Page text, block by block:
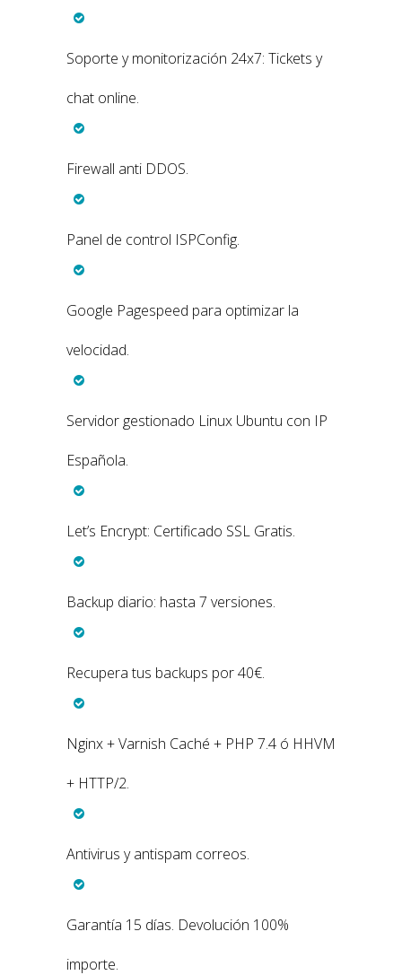
Soporte y monitorización 24x7: Tickets y
chat online.
Firewall anti DDOS.
Panel de control ISPConfig.
Google Pagespeed para optimizar la
velocidad.
Servidor gestionado Linux Ubuntu con IP
Española.
Let’s Encrypt: Certificado SSL Gratis.
Backup diario: hasta 7 versiones.
Recupera tus backups por 40€.
Nginx + Varnish Caché + PHP 7.4 ó HHVM
+ HTTP/2.
Antivirus y antispam correos.
Garantía 15 días. Devolución 100%
importe.